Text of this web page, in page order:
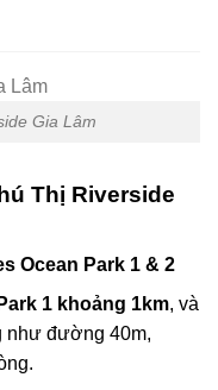
Gia Lâm
Thị Riverside
Ocean Park 1 & 2
1 khoảng 1km, và
như đường 40m,